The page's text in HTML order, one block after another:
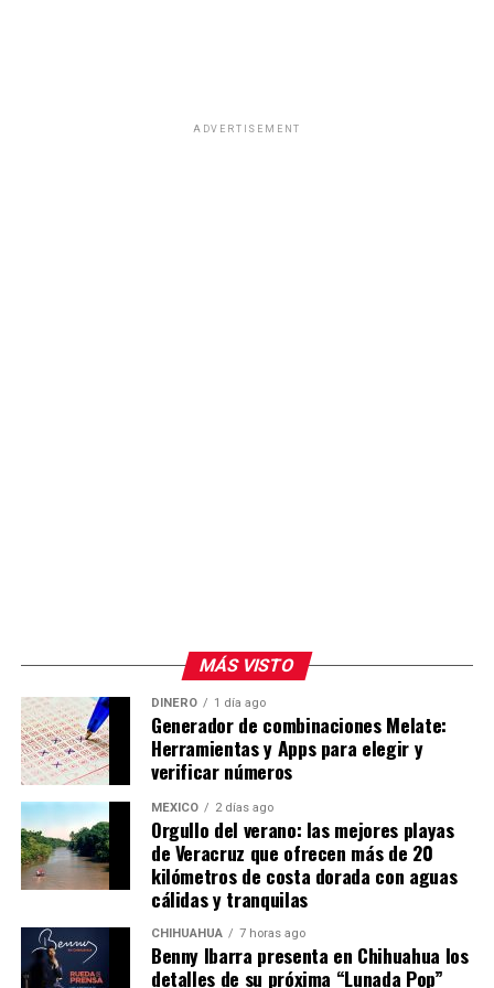
ADVERTISEMENT
MÁS VISTO
DINERO 1 día ago
Generador de combinaciones Melate:
Herramientas y Apps para elegir y
verificar números
MÉXICO 2 días ago
Orgullo del verano: las mejores playas
de Veracruz que ofrecen más de 20
kilómetros de costa dorada con aguas
cálidas y tranquilas
CHIHUAHUA 7 horas ago
Benny Ibarra presenta en Chihuahua los
detalles de su próxima “Lunada Pop”